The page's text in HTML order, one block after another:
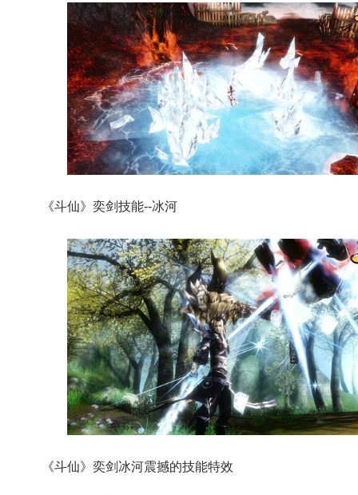
《斗仙》奕剑技能--冰河
《斗仙》奕剑冰河震撼的技能特效